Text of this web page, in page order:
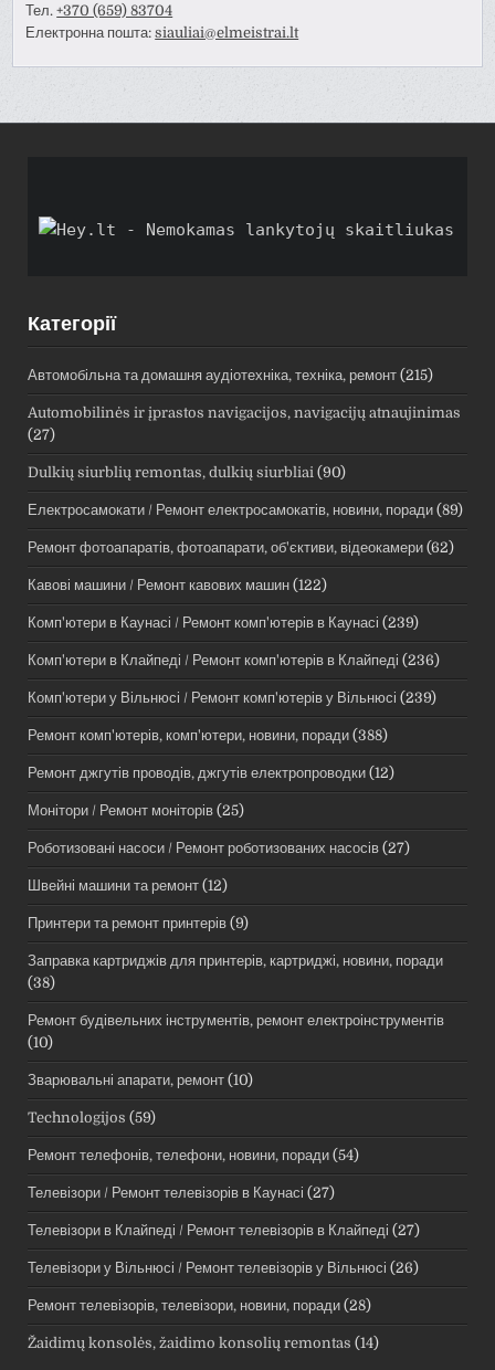
Тел.+370 (659) 83704
Електронна пошта:siauliai@elmeistrai.lt
Категорії
Автомобільна та домашня аудіотехніка, техніка, ремонт (215)
Automobilinės ir įprastos navigacijos, navigacijų atnaujinimas
(27)
Dulkių siurblių remontas, dulkių siurbliai (90)
Електросамокати / Ремонт електросамокатів, новини, поради (89)
Ремонт фотоапаратів, фотоапарати, об'єктиви, відеокамери (62)
Кавові машини / Ремонт кавових машин (122)
Комп'ютери в Каунасі / Ремонт комп'ютерів в Каунасі (239)
Комп'ютери в Клайпеді / Ремонт комп'ютерів в Клайпеді (236)
Комп'ютери у Вільнюсі / Ремонт комп'ютерів у Вільнюсі (239)
Ремонт комп'ютерів, комп'ютери, новини, поради (388)
Ремонт джгутів проводів, джгутів електропроводки (12)
Монітори / Ремонт моніторів (25)
Роботизовані насоси / Ремонт роботизованих насосів (27)
Швейні машини та ремонт (12)
Принтери та ремонт принтерів (9)
Заправка картриджів для принтерів, картриджі, новини, поради
(38)
Ремонт будівельних інструментів, ремонт електроінструментів
(10)
Зварювальні апарати, ремонт (10)
Technologijos (59)
Ремонт телефонів, телефони, новини, поради (54)
Телевізори / Ремонт телевізорів в Каунасі (27)
Телевізори в Клайпеді / Ремонт телевізорів в Клайпеді (27)
Телевізори у Вільнюсі / Ремонт телевізорів у Вільнюсі (26)
Ремонт телевізорів, телевізори, новини, поради (28)
Žaidimų konsolės, žaidimo konsolių remontas (14)